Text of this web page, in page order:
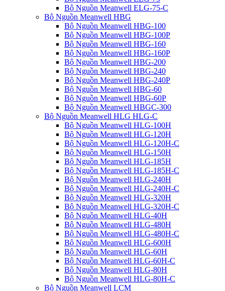
Bộ Nguồn Meanwell ELG-75-C
Bộ Nguồn Meanwell HBG
Bộ Nguồn Meanwell HBG-100
Bộ Nguồn Meanwell HBG-100P
Bộ Nguồn Meanwell HBG-160
Bộ Nguồn Meanwell HBG-160P
Bộ Nguồn Meanwell HBG-200
Bộ Nguồn Meanwell HBG-240
Bộ Nguồn Meanwell HBG-240P
Bộ Nguồn Meanwell HBG-60
Bộ Nguồn Meanwell HBG-60P
Bộ Nguồn Meanwell HBGC-300
Bộ Nguồn Meanwell HLG HLG-C
Bộ Nguồn Meanwell HLG-100H
Bộ Nguồn Meanwell HLG-120H
Bộ Nguồn Meanwell HLG-120H-C
Bộ Nguồn Meanwell HLG-150H
Bộ Nguồn Meanwell HLG-185H
Bộ Nguồn Meanwell HLG-185H-C
Bộ Nguồn Meanwell HLG-240H
Bộ Nguồn Meanwell HLG-240H-C
Bộ Nguồn Meanwell HLG-320H
Bộ Nguồn Meanwell HLG-320H-C
Bộ Nguồn Meanwell HLG-40H
Bộ Nguồn Meanwell HLG-480H
Bộ Nguồn Meanwell HLG-480H-C
Bộ Nguồn Meanwell HLG-600H
Bộ Nguồn Meanwell HLG-60H
Bộ Nguồn Meanwell HLG-60H-C
Bộ Nguồn Meanwell HLG-80H
Bộ Nguồn Meanwell HLG-80H-C
Bộ Nguồn Meanwell LCM